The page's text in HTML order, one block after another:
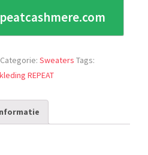
Categorie: Sweaters Tags:
REPEAT